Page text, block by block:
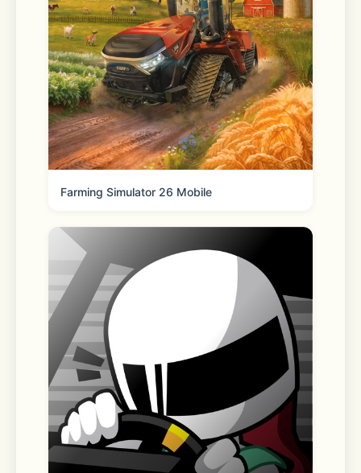
Farming Simulator 26 Mobile